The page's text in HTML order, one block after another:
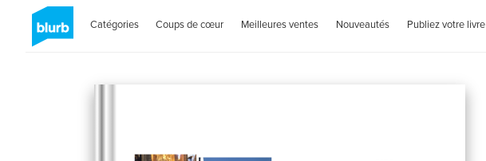
Catégories Coups de cœur Meilleures ventes Nouveautés Publiez votre livre